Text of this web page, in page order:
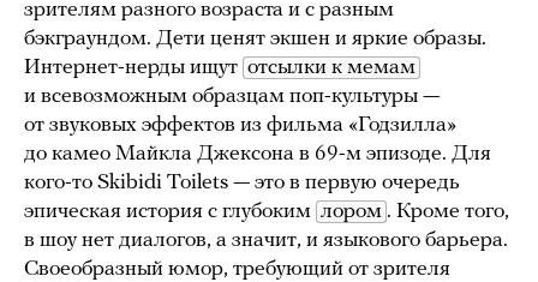
зрителям разного возраста и с разным
бэкграундом. Дети ценят экшен и яркие образы.
Интернет-нерды ищут отсылки к мемам
и всевозможным образцам поп-культуры —
от звуковых эффектов из фильма «Годзилла»
до камео Майкла Джексона в 69-м эпизоде. Для
кого-то Skibidi Toilets — это в первую очередь
эпическая история с глубоким лором . Кроме того,
в шоу нет диалогов, а значит, и языкового барьера.
Своеобразный юмор, требующий от зрителя